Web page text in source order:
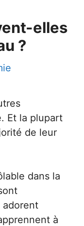
elles
?
Et la plupart
de leur
dans la
adorent
à